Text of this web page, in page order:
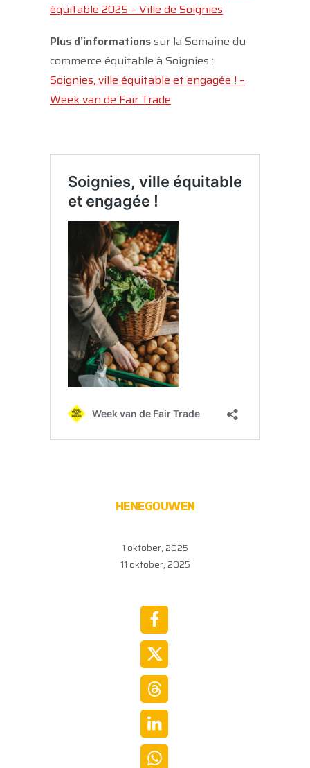
HENEGOUWEN
1 oktober, 2025
11 oktober, 2025
équitable 2025 – Ville de Soignies
Plus d’informationssur la Semaine du
commerce équitable à Soignies :
Soignies, ville équitable et engagée ! –
Week van de Fair Trade